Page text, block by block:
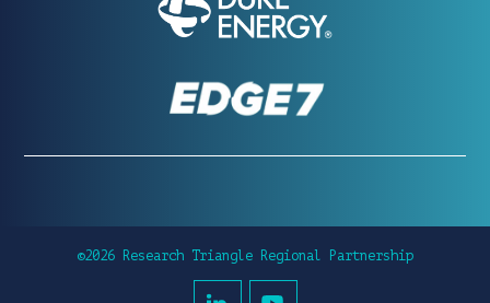
©2026 Research Triangle Regional Partnership